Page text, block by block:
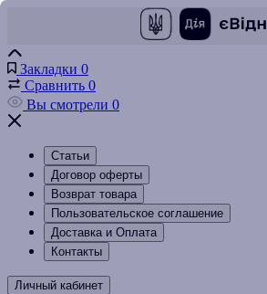
Закладки 0
Сравнить 0
Вы смотрели 0
Статьи
Договор оферты
Возврат товара
Пользовательское соглашение
Доставка и Оплата
Контакты
Личный кабинет